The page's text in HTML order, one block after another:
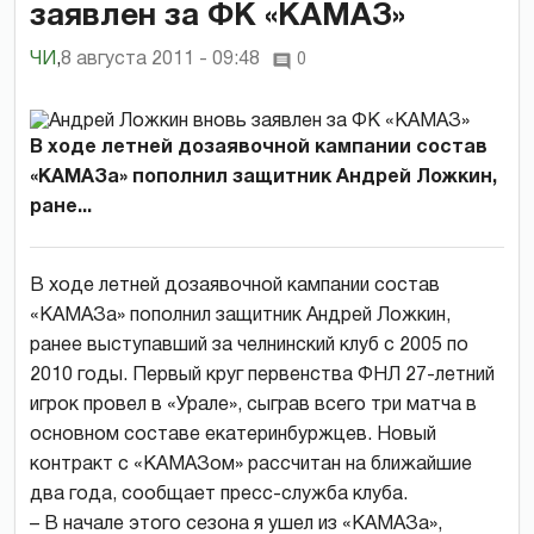
заявлен за ФК «КАМАЗ»
ЧИ ,8 августа 2011 - 09:48 0
В ходе летней дозаявочной кампании состав
«КАМАЗа» пополнил защитник Андрей Ложкин,
ране...
В ходе летней дозаявочной кампании состав
«КАМАЗа» пополнил защитник Андрей Ложкин,
ранее выступавший за челнинский клуб с 2005 по
2010 годы. Первый круг первенства ФНЛ 27-летний
игрок провел в «Урале», сыграв всего три матча в
основном составе екатеринбуржцев. Новый
контракт с «КАМАЗом» рассчитан на ближайшие
два года, сообщает пресс-служба клуба.
– В начале этого сезона я ушел из «КАМАЗа»,